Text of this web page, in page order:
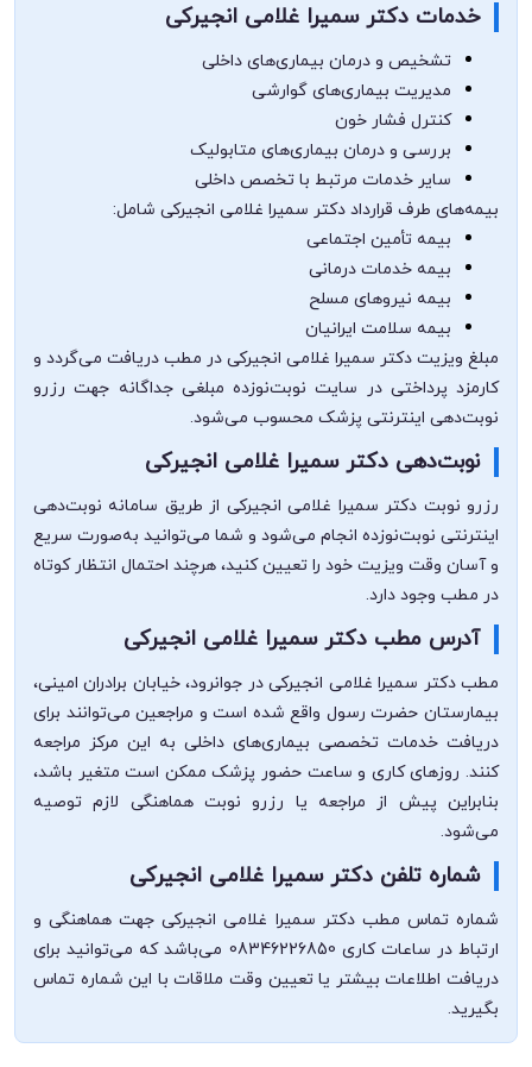
خدمات دکتر سمیرا غلامی انجیرکی
تشخیص و درمان بیماری‌های داخلی
مدیریت بیماری‌های گوارشی
کنترل فشار خون
بررسی و درمان بیماری‌های متابولیک
سایر خدمات مرتبط با تخصص داخلی
بیمه‌های طرف قرارداد دکتر سمیرا غلامی انجیرکی شامل:
بیمه تأمین اجتماعی
بیمه خدمات درمانی
بیمه نیروهای مسلح
بیمه سلامت ایرانیان
مبلغ ویزیت دکتر سمیرا غلامی انجیرکی در مطب دریافت می‌گردد و
کارمزد پرداختی در سایت نوبت‌نوزده مبلغی جداگانه جهت رزرو
نوبت‌دهی اینترنتی پزشک محسوب می‌شود.
نوبت‌دهی دکتر سمیرا غلامی انجیرکی
رزرو نوبت دکتر سمیرا غلامی انجیرکی از طریق سامانه نوبت‌دهی
اینترنتی نوبت‌نوزده انجام می‌شود و شما می‌توانید به‌صورت سریع
و آسان وقت ویزیت خود را تعیین کنید، هرچند احتمال انتظار کوتاه
در مطب وجود دارد.
آدرس مطب دکتر سمیرا غلامی انجیرکی
مطب دکتر سمیرا غلامی انجیرکی در جوانرود، خیابان برادران امینی،
بیمارستان حضرت رسول واقع شده است و مراجعین می‌توانند برای
دریافت خدمات تخصصی بیماری‌های داخلی به این مرکز مراجعه
کنند. روزهای کاری و ساعت حضور پزشک ممکن است متغیر باشد،
بنابراین پیش از مراجعه یا رزرو نوبت هماهنگی لازم توصیه
می‌شود.
شماره تلفن دکتر سمیرا غلامی انجیرکی
شماره تماس مطب دکتر سمیرا غلامی انجیرکی جهت هماهنگی و
ارتباط در ساعات کاری 08346226850 می‌باشد که می‌توانید برای
دریافت اطلاعات بیشتر یا تعیین وقت ملاقات با این شماره تماس
بگیرید.